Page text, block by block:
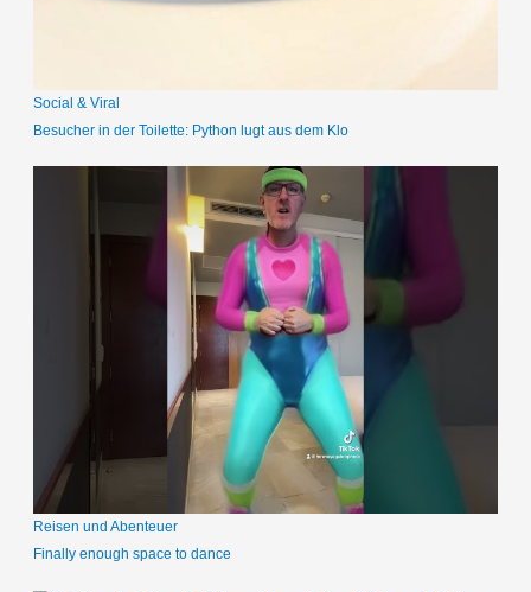
Social & Viral
Besucher in der Toilette: Python lugt aus dem Klo
Reisen und Abenteuer
Finally enough space to dance